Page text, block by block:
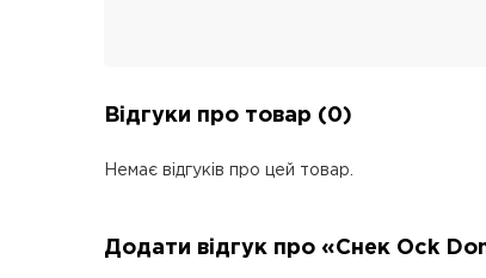
Відгуки про товар (0)
Немає відгуків про цей товар.
Додати відгук про «Снек Ock